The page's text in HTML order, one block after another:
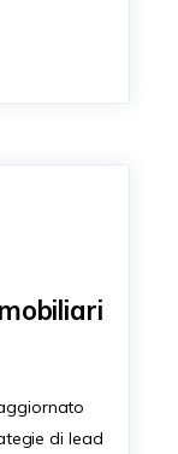
di lead